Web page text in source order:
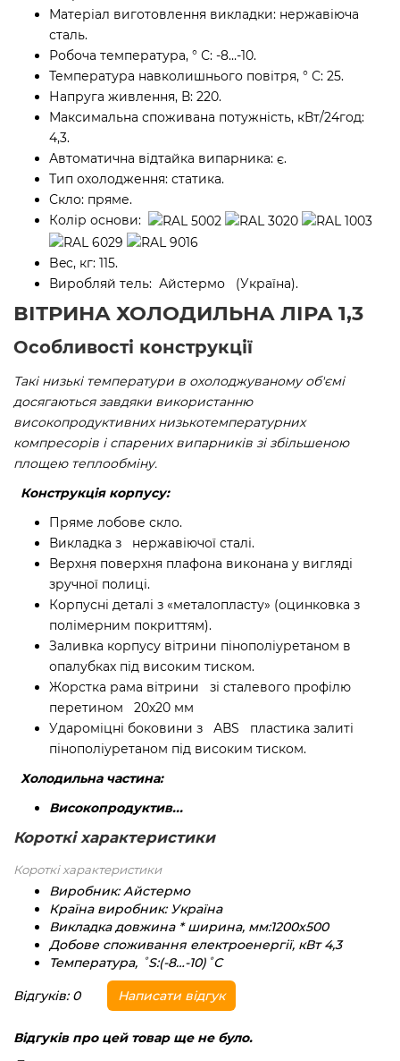
Матеріал виготовлення викладки: нержавіюча
сталь.
Робоча температура, ° С: -8…-10.
Температура навколишнього повітря, ° С: 25.
Напруга живлення, В: 220.
Максимальна споживана потужність, кВт/24год:
4,3.
Автоматична відтайка випарника: є.
Тип охолодження: статика.
Скло: пряме.
Колір основи:
Bec, кг: 115.
Виробляй тель: Айстермо (Україна).
ВІТРИНА ХОЛОДИЛЬНА ЛІРА 1,3
Особливості конструкції
Такі низькі температури в охолоджуваному об'ємі
досягаються завдяки використанню
високопродуктивних низькотемпературних
компресорів і спарених випарників зі збільшеною
площею теплообміну.
Конструкція корпусу:
Пряме лобове скло.
Викладка з нержавіючої сталі.
Верхня поверхня плафона виконана у вигляді
зручної полиці.
Корпусні деталі з «металопласту» (оцинковка з
полімерним покриттям).
Заливка корпусу вітрини пінополіуретаном в
опалубках під високим тиском.
Жорстка рама вітрини зі сталевого профілю
перетином 20х20 мм
Удароміцні боковини з АВS пластика залиті
пінополіуретаном під високим тиском.
Холодильна частина:
Високопродуктив...
Короткі характеристики
Короткі характеристики
Виробник: Айстермо
Країна виробник: Україна
Викладка довжина * ширина, мм:1200х500
Добове споживання електроенергії, кВт4,3
Температура, ˚S:(-8…-10)˚С
Відгуків: 0 Написати відгук
Відгуків про цей товар ще не було.